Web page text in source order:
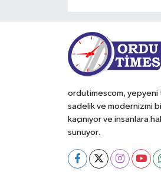
ordutimescom, yepyeni
sadelik ve modernizmi
kaçınıyor ve insanlara
sunuyor.